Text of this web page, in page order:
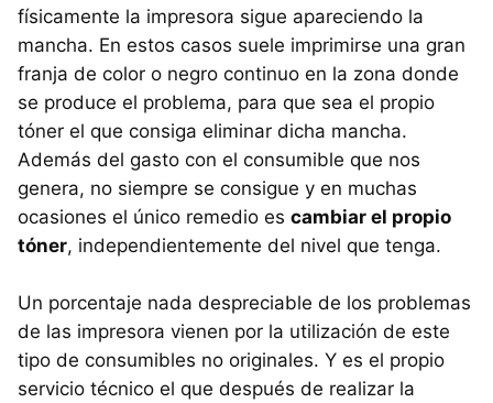
físicamente la impresora sigue apareciendo la
mancha. En estos casos suele imprimirse una gran
franja de color o negro continuo en la zona donde
se produce el problema, para que sea el propio
tóner el que consiga eliminar dicha mancha.
Además del gasto con el consumible que nos
genera, no siempre se consigue y en muchas
ocasiones el único remedio es cambiar el propio
tóner, independientemente del nivel que tenga.
Un porcentaje nada despreciable de los problemas
de las impresora vienen por la utilización de este
tipo de consumibles no originales. Y es el propio
servicio técnico el que después de realizar la